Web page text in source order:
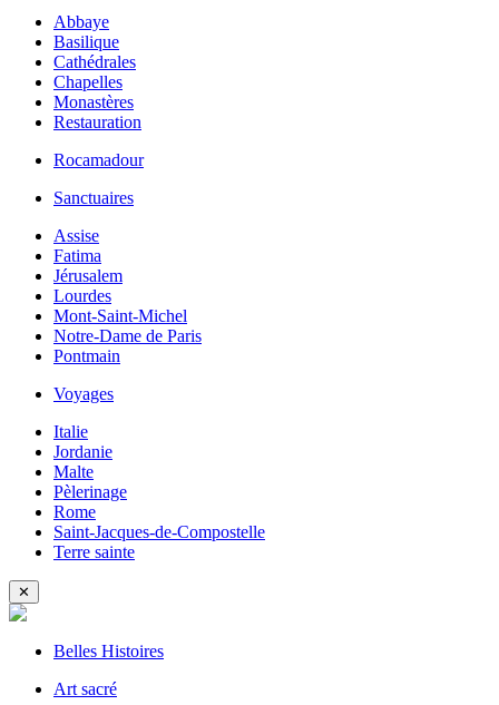
Abbaye
Basilique
Cathédrales
Chapelles
Monastères
Restauration
Rocamadour
Sanctuaires
Assise
Fatima
Jérusalem
Lourdes
Mont-Saint-Michel
Notre-Dame de Paris
Pontmain
Voyages
Italie
Jordanie
Malte
Pèlerinage
Rome
Saint-Jacques-de-Compostelle
Terre sainte
✕
Belles Histoires
Art sacré